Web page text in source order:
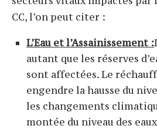
CC, l’on peut citer :
L’Eau et l’Assainissement :
autant que les réserves
sont affectées. Le
engendre la hausse du
les changements
montée du niveau des